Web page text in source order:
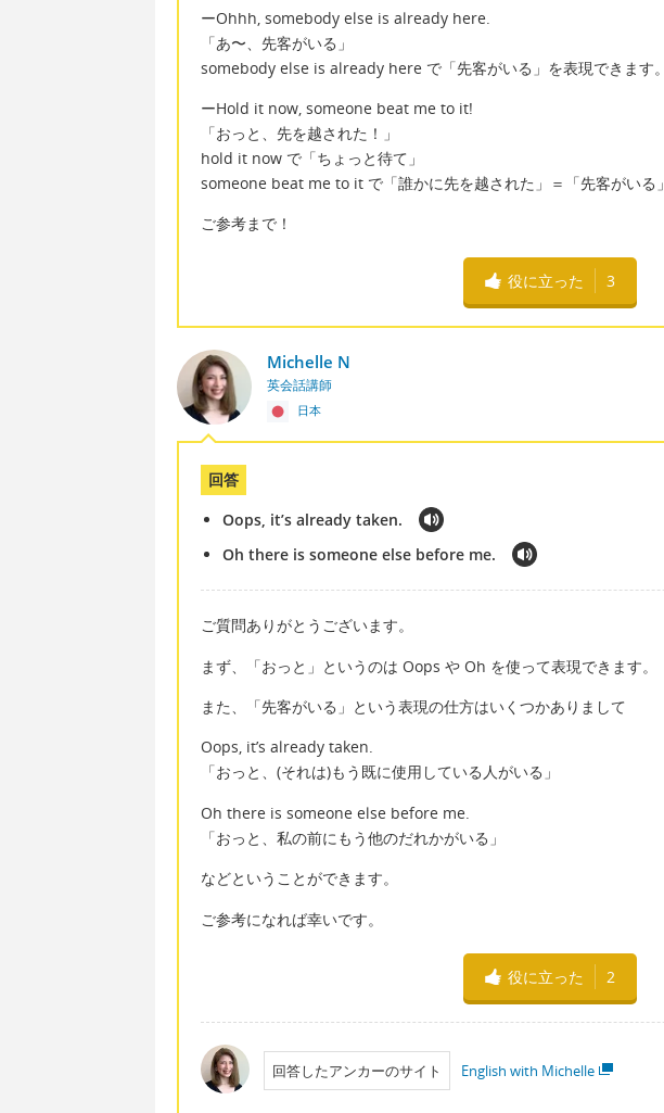
ーOhhh, somebody else is already here.
「あ〜、先客がいる」
somebody else is already here で「先客がいる」を表現できます。
ーHold it now, someone beat me to it!
「おっと、先を越された！」
hold it now で「ちょっと待て」
someone beat me to it で「誰かに先を越された」＝「先客がいる」
ご参考まで！
役に立った 3
Michelle N
英会話講師
日本
回答
Oops, it’s already taken.
Oh there is someone else before me.
ご質問ありがとうございます。
まず、「おっと」というのは Oops や Oh を使って表現できます。
また、「先客がいる」という表現の仕方はいくつかありまして
Oops, it’s already taken.
「おっと、(それは)もう既に使用している人がいる」
Oh there is someone else before me.
「おっと、私の前にもう他のだれかがいる」
などということができます。
ご参考になれば幸いです。
役に立った 2
回答したアンカーのサイト English with Michelle